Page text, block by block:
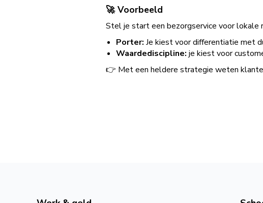
🚀 Voorbeeld
Stel je start een bezorgservice voor lokale
Porter: Je kiest voor differentiatie met
Waardediscipline: je kiest voor
👉 Met een heldere strategie weten